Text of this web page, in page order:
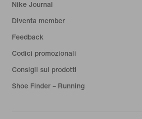
Nike Journal
Diventa member
Feedback
Codici promozionali
Consigli sui prodotti
Shoe Finder – Running